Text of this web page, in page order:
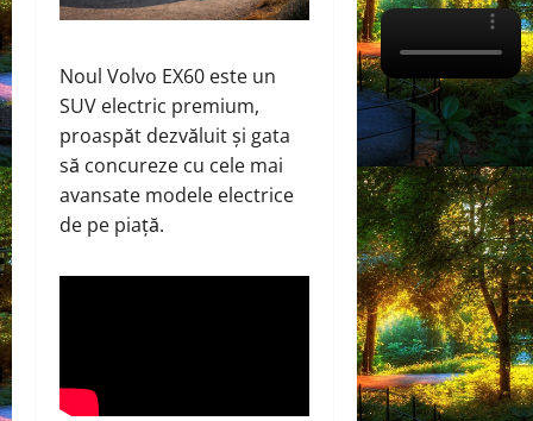
Noul Volvo EX60 este un
SUV electric premium,
proaspăt dezvăluit și gata
să concureze cu cele mai
avansate modele electrice
de pe piață.